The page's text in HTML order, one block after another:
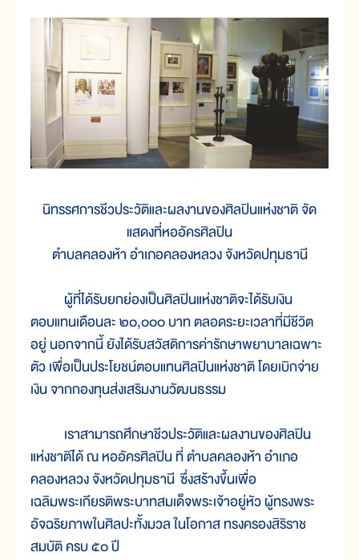
นิทรรศการชีวประวัติและผลงานของศิลปินแห่งชาติ จัด
แสดงที่หออัครศิลปิน
ตำบลคลองห้า อำเภอคลองหลวง จังหวัดปทุมธานี
ผู้ที่ได้รับยกย่องเป็นศิลปินแห่งชาติจะได้รับเงิน
ตอบแทนเดือนละ ๒๐,๐๐๐ บาท ตลอดระยะเวลาที่มีชีวิต
อยู่ นอกจากนี้ ยังได้รับสวัสดิการค่ารักษาพยาบาลเฉพาะ
ตัว เพื่อเป็นประโยชน์ตอบแทนศิลปินแห่งชาติ โดยเบิกจ่าย
เงิน จากกองทุนส่งเสริมงานวัฒนธรรม
เราสามารถศึกษาชีวประวัติและผลงานของศิลปิน
แห่งชาติได้ ณ หออัครศิลปิน ที่ ตำบลคลองห้า อำเภอ
คลองหลวง จังหวัดปทุมธานี ซึ่งสร้างขึ้นเพื่อ
เฉลิมพระเกียรติพระบาทสมเด็จพระเจ้าอยู่หัว ผู้ทรงพระ
อัจฉริยภาพในศิลปะทั้งมวล ในโอกาส ทรงครองสิริราช
สมบัติ ครบ ๕๐ ปี